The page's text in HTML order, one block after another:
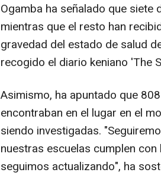
Ogamba ha señalado que siete
mientras que el resto han
gravedad del estado de salud
recogido el diario keniano 'The
Asimismo, ha apuntado que
encontraban en el lugar en el
siendo investigadas.
nuestras escuelas cumplen
seguimos actualizando", ha